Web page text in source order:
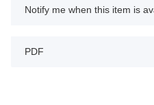
Notify me when this item is
PDF